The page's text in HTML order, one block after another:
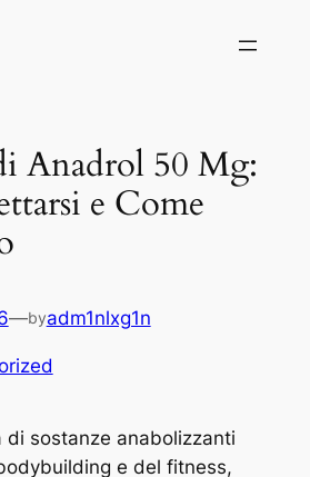
Anadrol 50 Mg:
e Come
—byadm1nlxg1n
di sostanze anabolizzanti
e del fitness,